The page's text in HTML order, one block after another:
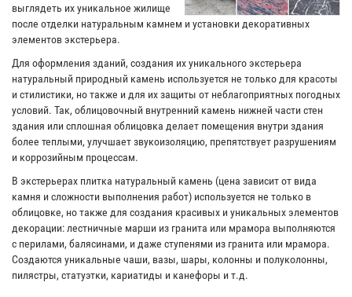
выглядеть их уникальное жилище
после отделки натуральным камнем и установки декоративных
элементов экстерьера.
Для оформления зданий, создания их уникального экстерьера
натуральный природный камень используется не только для красоты
и стилистики, но также и для их защиты от неблагоприятных погодных
условий. Так, облицовочный внутренний камень нижней части стен
здания или сплошная облицовка делает помещения внутри здания
более теплыми, улучшает звукоизоляцию, препятствует разрушениям
и коррозийным процессам.
В экстерьерах плитка натуральный камень (цена зависит от вида
камня и сложности выполнения работ) используется не только в
облицовке, но также для создания красивых и уникальных элементов
декорации: лестничные марши из гранита или мрамора выполняются
с перилами, балясинами, и даже ступенями из гранита или мрамора.
Создаются уникальные чаши, вазы, шары, колонны и полуколонны,
пилястры, статуэтки, кариатиды и канефоры и т.д.